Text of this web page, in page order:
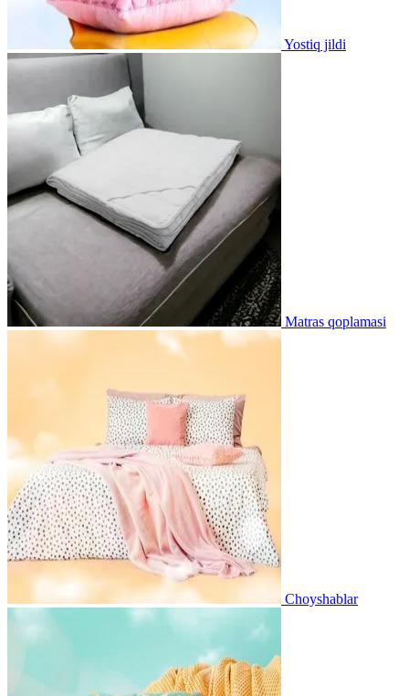
Yostiq jildi
Matras qoplamasi
Choyshablar